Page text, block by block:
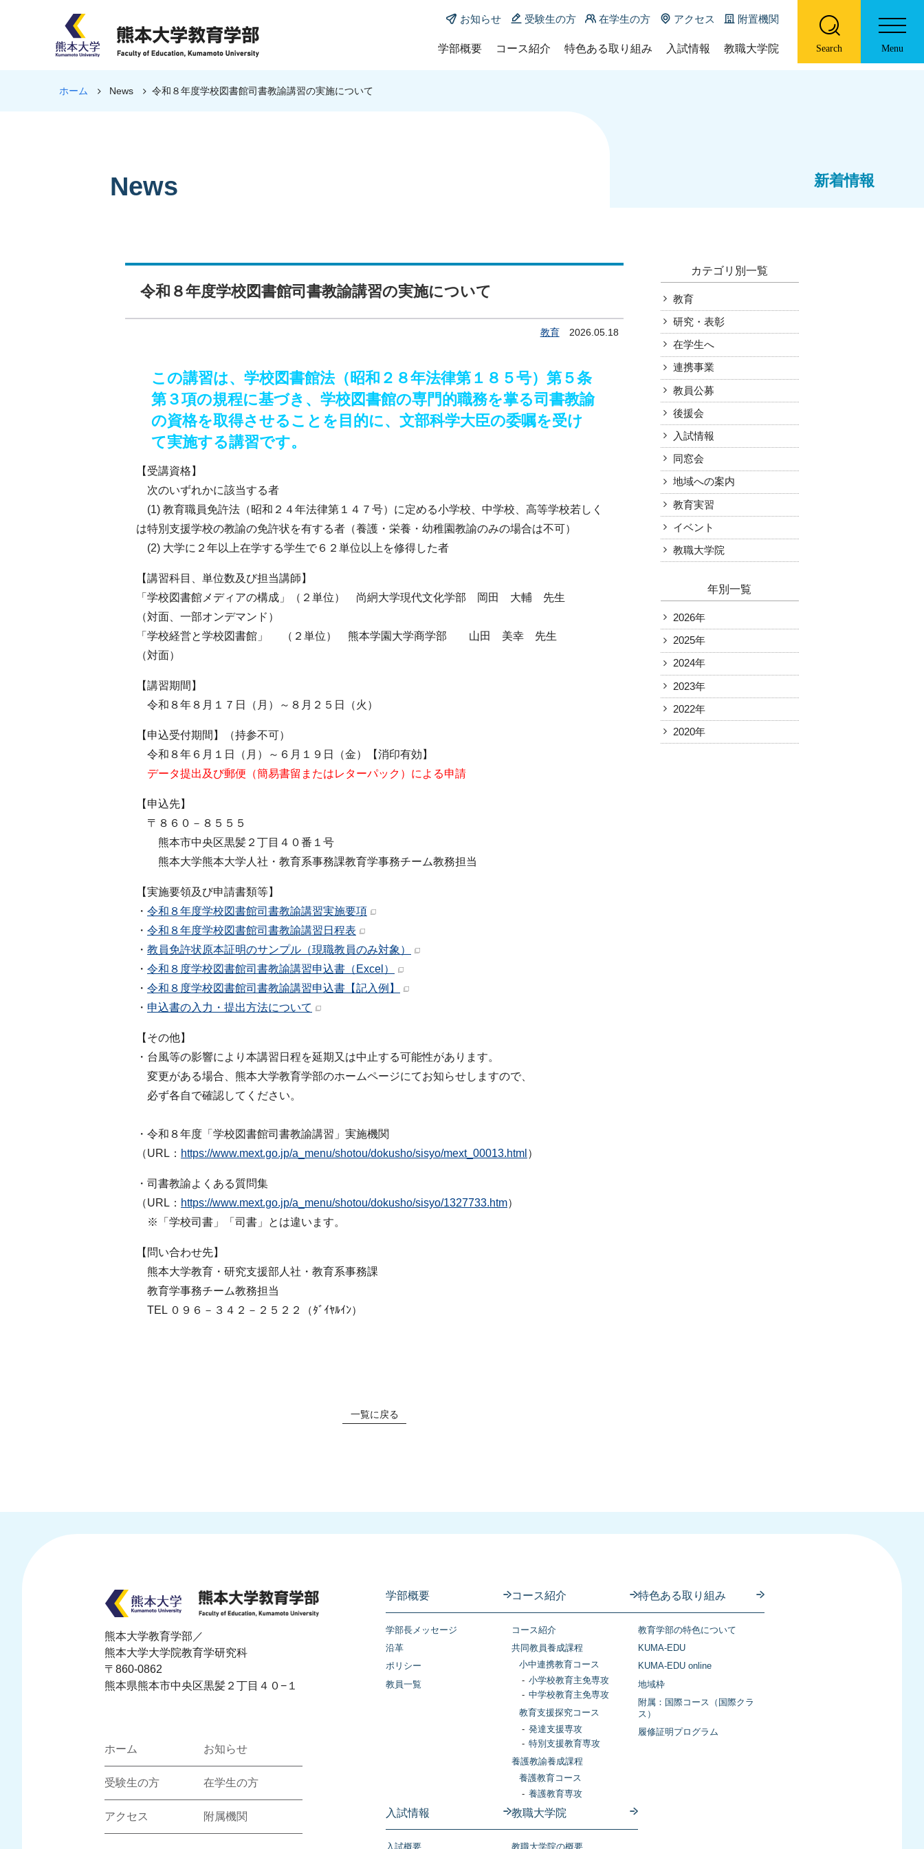
お知らせ 受験生の方 在学生の方 アクセス 附置機関
学部概要 コース紹介 特色ある取り組み 入試情報 教職大学院
履修証明プログラム
Search
ホーム News 令和８年度学校図書館司書教諭講習の実施について
News 新着情報
令和８年度学校図書館司書教諭講習の実施について
教育 2026.05.18
この講習は、学校図書館法（昭和２８年法律第１８５号）第５条
第３項の規程に基づき、学校図書館の専門的職務を掌る司書教諭
の資格を取得させることを目的に、文部科学大臣の委嘱を受け
て実施する講習です。
【受講資格】
次のいずれかに該当する者
(1) 教育職員免許法（昭和２４年法律第１４７号）に定める小学校、中学校、高等学校若しく
は特別支援学校の教諭の免許状を有する者（養護・栄養・幼稚園教諭のみの場合は不可）
(2) 大学に２年以上在学する学生で６２単位以上を修得した者
【講習科目、単位数及び担当講師】
「学校図書館メディアの構成」（２単位） 尚絅大学現代文化学部 岡田 大輔 先生
（対面、一部オンデマンド）
「学校経営と学校図書館」 （２単位） 熊本学園大学商学部 山田 美幸 先生
（対面）
【講習期間】
令和８年８月１７日（月）～８月２５日（火）
【申込受付期間】（持参不可）
令和８年６月１日（月）～６月１９日（金）【消印有効】
データ提出及び郵便（簡易書留またはレターパック）による申請
【申込先】
〒８６０－８５５５
熊本市中央区黒髪２丁目４０番１号
熊本大学熊本大学人社・教育系事務課教育学事務チーム教務担当
【実施要領及び申請書類等】
・ 令和８年度学校図書館司書教諭講習実施要項
・ 令和８年度学校図書館司書教諭講習日程表
・ 教員免許状原本証明のサンプル（現職教員のみ対象）
・ 令和８度学校図書館司書教諭講習申込書（Excel）
・ 令和８度学校図書館司書教諭講習申込書【記入例】
・ 申込書の入力・提出方法について
【その他】
・台風等の影響により本講習日程を延期又は中止する可能性があります。
変更がある場合、熊本大学教育学部のホームページにてお知らせしますので、
必ず各自で確認してください。
・令和８年度「学校図書館司書教諭講習」実施機関
（URL： https://www.mext.go.jp/a_menu/shotou/dokusho/sisyo/mext_00013.html ）
・司書教諭よくある質問集
（URL： https://www.mext.go.jp/a_menu/shotou/dokusho/sisyo/1327733.htm）
※「学校司書」「司書」とは違います。
【問い合わせ先】
熊本大学教育・研究支援部人社・教育系事務課
教育学事務チーム教務担当
TEL ０９６－３４２－２５２２（ﾀﾞｲﾔﾙｲﾝ）
一覧に戻る
カテゴリ別一覧
教育
研究・表彰
在学生へ
連携事業
教員公募
後援会
入試情報
同窓会
地域への案内
教育実習
イベント
教職大学院
年別一覧
2026年
2025年
2024年
2023年
2022年
2020年
熊本大学教育学部／
熊本大学大学院教育学研究科
〒860-0862
熊本県熊本市中央区黒髪２丁目４０−１
ホーム お知らせ
受験生の方 在学生の方
アクセス 附属機関
学部概要
学部長メッセージ
沿革
ポリシー
教員一覧
コース紹介
コース紹介
共同教員養成課程
小中連携教育コース
小学校教育主免専攻
中学校教育主免専攻
教育支援探究コース
発達支援専攻
特別支援教育専攻
養護教諭養成課程
養護教育コース
養護教育専攻
特色ある取り組み
教育学部の特色について
KUMA-EDU
KUMA-EDU online
地域枠
附属：国際コース（国際クラ
ス）
履修証明プログラム
入試情報
入試概要
教職大学院
教職大学院の概要
Menu
コース紹介
お知らせ
受験生の方
在学生の方
附属機関